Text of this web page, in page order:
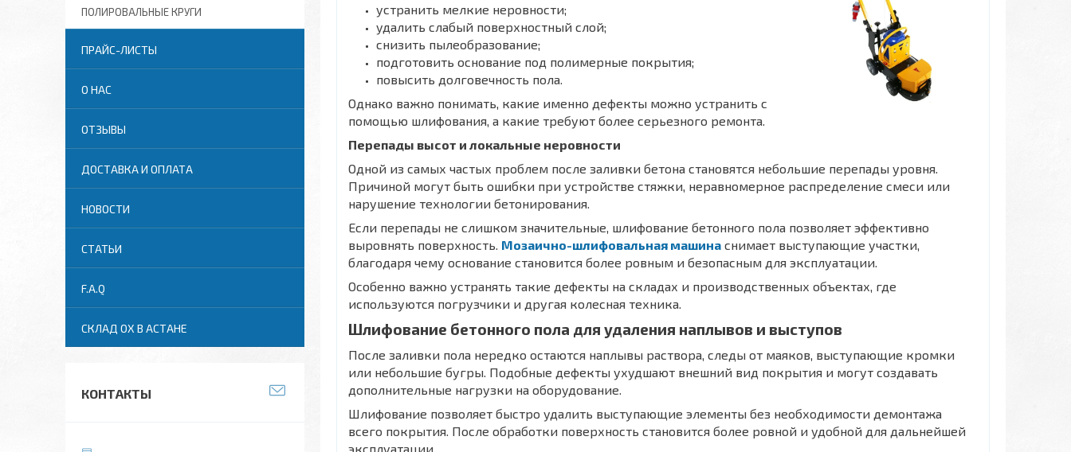
устранить мелкие неровности;
удалить слабый поверхностный слой;
снизить пылеобразование;
подготовить основание под полимерные покрытия;
повысить долговечность пола.
Однако важно понимать, какие именно дефекты можно устранить с
помощью шлифования, а какие требуют более серьезного ремонта.
Перепады высот и локальные неровности
Одной из самых частых проблем после заливки бетона становятся небольшие перепады уровня.
Причиной могут быть ошибки при устройстве стяжки, неравномерное распределение смеси или
нарушение технологии бетонирования.
Если перепады не слишком значительные, шлифование бетонного пола позволяет эффективно
выровнять поверхность. Мозаично-шлифовальная машина снимает выступающие участки,
благодаря чему основание становится более ровным и безопасным для эксплуатации.
Особенно важно устранять такие дефекты на складах и производственных объектах, где
используются погрузчики и другая колесная техника.
Шлифование бетонного пола для удаления наплывов и выступов
После заливки пола нередко остаются наплывы раствора, следы от маяков, выступающие кромки
или небольшие бугры. Подобные дефекты ухудшают внешний вид покрытия и могут создавать
дополнительные нагрузки на оборудование.
Шлифование позволяет быстро удалить выступающие элементы без необходимости демонтажа
всего покрытия. После обработки поверхность становится более ровной и удобной для дальнейшей
эксплуатации.
ПОЛИРОВАЛЬНЫЕ КРУГИ
ПРАЙС-ЛИСТЫ
О НАС
ОТЗЫВЫ
ДОСТАВКА И ОПЛАТА
НОВОСТИ
СТАТЬИ
F.A.Q
СКЛАД ОХ В АСТАНЕ
КОНТАКТЫ